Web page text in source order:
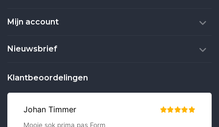
Mijn account
Nieuwsbrief
Klantbeoordelingen